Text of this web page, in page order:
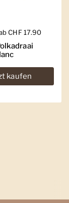
CHF 17.90
kaufen